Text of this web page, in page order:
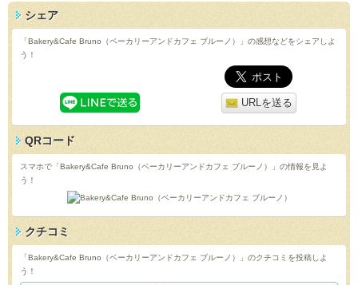
シェア
「Bakery&Cafe Bruno（ベーカリーアンドカフェ ブルーノ）」の感想などをシェアしよ
う！
URLを送る
QRコード
スマホで「Bakery&Cafe Bruno（ベーカリーアンドカフェ ブルーノ）」の情報を見よ
う！
クチコミ
「Bakery&Cafe Bruno（ベーカリーアンドカフェ ブルーノ）」のクチコミを投稿しよ
う！